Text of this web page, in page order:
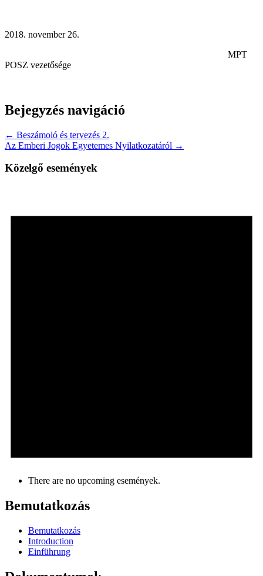
november 26.
MPT
POSZ vezetősége
Bejegyzés navigáció
← Beszámoló és tervezés 2.
Az Emberi Jogok Egyetemes Nyilatkozatáról →
Közelgő események
There are no upcoming események.
Bemutatkozás
Bemutatkozás
Introduction
Einführung